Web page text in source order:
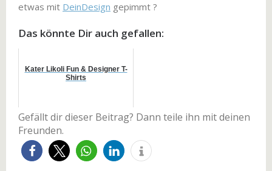
etwas mit DeinDesign gepimmt ?
Das könnte Dir auch gefallen:
Kater Likoli Fun & Designer T-
Shirts
Gefällt dir dieser Beitrag? Dann teile ihn mit deinen
Freunden.